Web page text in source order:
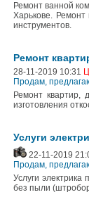
Ремонт ванной
Харькове.
инструментов.
Ремонт
28-11-2019 10:31
Продам,
Ремонт квартир,
изготовления
Услуги
22-11-2019
Продам,
Услуги
без пыли